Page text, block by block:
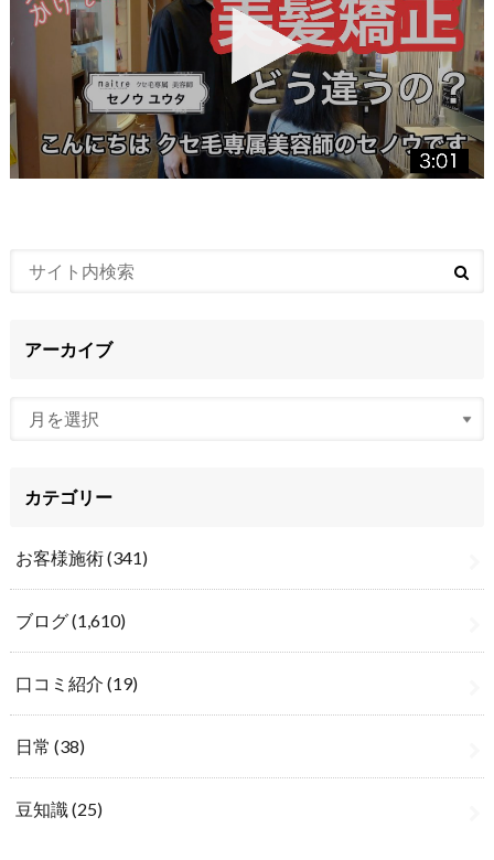
アーカイブ
カテゴリー
お客様施術(341)
ブログ(1,610)
口コミ紹介 (19)
日常 (38)
豆知識(25)